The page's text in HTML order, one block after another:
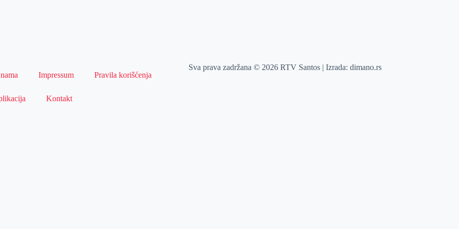
Impressum Pravila korišćenja
Kontakt
Sva prava zadržana © 2026 RTV Santos | Izrada:dimano.rs